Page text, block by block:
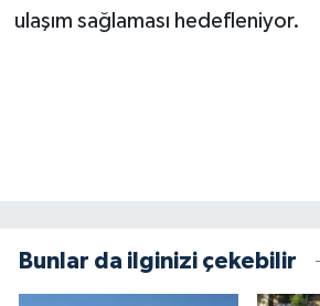
ulaşım sağlaması hedefleniyor.
Bunlar da ilginizi çekebilir